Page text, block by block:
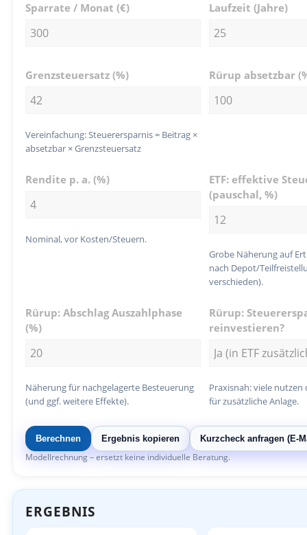
Sparrate / Monat (€) Laufzeit (Jahre)
Grenzsteuersatz (%)
Vereinfachung: Steuerersparnis = Beitrag ×
absetzbar × Grenzsteuersatz
Rürup absetzbar
Rendite p. a. (%)
Nominal, vor Kosten/Steuern.
ETF: effektive
(pauschal, %)
Grobe Näherung auf
nach Depot/
verschieden).
Rürup: Abschlag Auszahlphase
(%)
Näherung für nachgelagerte Besteuerung
(und ggf. weitere Effekte).
Rürup:
reinvestieren?
Praxisnah: viele nutzen
für zusätzliche Anlage.
Berechnen Ergebnis kopieren Kurzcheck anfragen (E-
Modellrechnung – ersetzt keine individuelle Beratung.
ERGEBNIS